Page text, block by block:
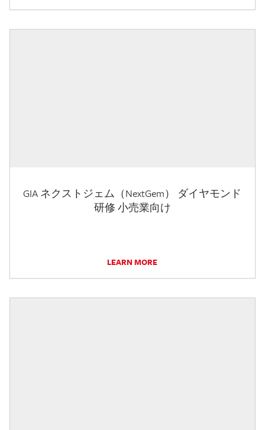
GIA ネクストジェム（NextGem） ダイヤモンド
研修 小売業向け
LEARN MORE